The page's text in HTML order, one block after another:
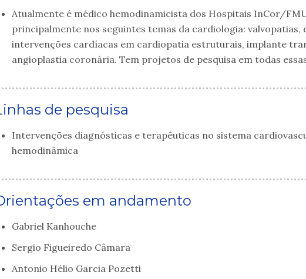
Atualmente é médico hemodinamicista dos Hospitais InCor/
principalmente nos seguintes temas da cardiologia:
intervenções cardíacas em cardiopatia estruturais, implante
angioplastia coronária. Tem projetos de pesquisa em todas
de pesquisa
Intervenções diagnósticas e terapêuticas no sistema
hemodinâmica
em andamento
Gabriel Kanhouche
Sergio Figueiredo Câmara
Antonio Hélio Garcia Pozetti